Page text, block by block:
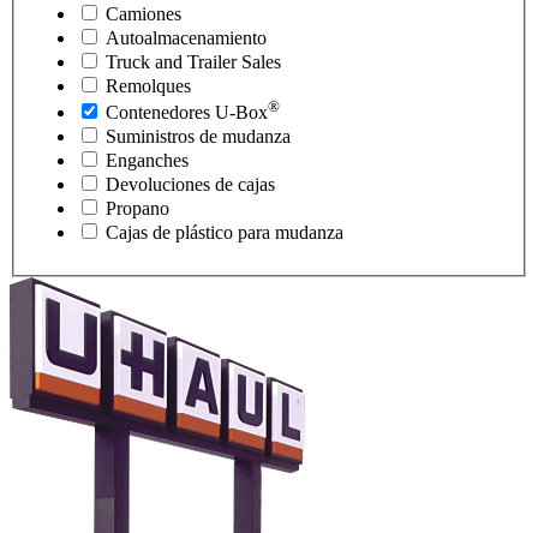
Camiones
Autoalmacenamiento
Truck and Trailer Sales
Remolques
Contenedores U-Box®
Suministros de mudanza
Enganches
Devoluciones de cajas
Propano
Cajas de plástico para mudanza